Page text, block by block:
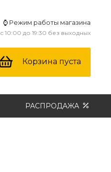
⌚ Режим работы магазина
с 10:00 до 19:30 без выходных
Корзина пуста
РАСПРОДАЖА